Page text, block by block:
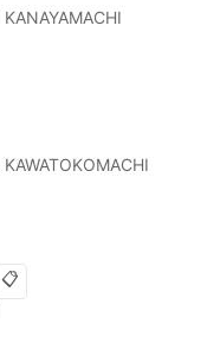
KANAYAMACHI
KAWATOKOMACHI
📋